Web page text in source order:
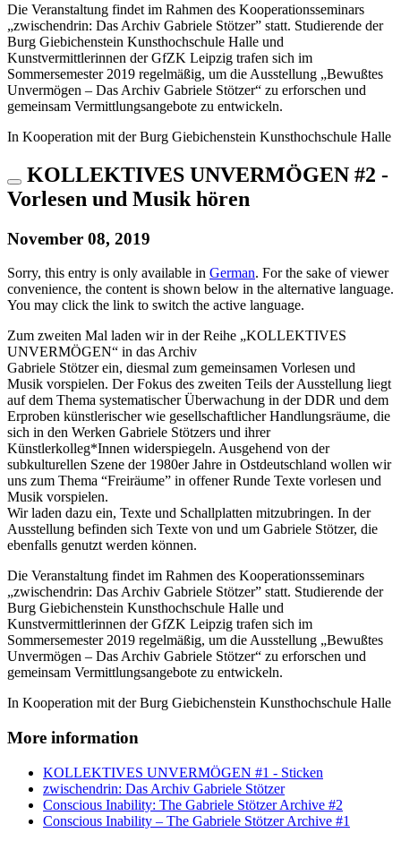
Die Veranstaltung findet im Rahmen des Kooperationsseminars
„zwischendrin: Das Archiv Gabriele Stötzer” statt. Studierende der
Burg Giebichenstein Kunsthochschule Halle und
Kunstvermittlerinnen der GfZK Leipzig trafen sich im
Sommersemester 2019 regelmäßig, um die Ausstellung „Bewußtes
Unvermögen – Das Archiv Gabriele Stötzer“ zu erforschen und
gemeinsam Vermittlungsangebote zu entwickeln.
In Kooperation mit der Burg Giebichenstein Kunsthochschule Halle
KOLLEKTIVES UNVERMÖGEN #2 -
Vorlesen und Musik hören
November 08, 2019
Sorry, this entry is only available in German. For the sake of viewer
convenience, the content is shown below in the alternative language.
You may click the link to switch the active language.
Zum zweiten Mal laden wir in der Reihe „KOLLEKTIVES
UNVERMÖGEN“ in das Archiv
Gabriele Stötzer ein, diesmal zum gemeinsamen Vorlesen und
Musik vorspielen. Der Fokus des zweiten Teils der Ausstellung liegt
auf dem Thema systematischer Überwachung in der DDR und dem
Erproben künstlerischer wie gesellschaftlicher Handlungsräume, die
sich in den Werken Gabriele Stötzers und ihrer
Künstlerkolleg*Innen widerspiegeln. Ausgehend von der
subkulturellen Szene der 1980er Jahre in Ostdeutschland wollen wir
uns zum Thema “Freiräume” in offener Runde Texte vorlesen und
Musik vorspielen.
Wir laden dazu ein, Texte und Schallplatten mitzubringen. In der
Ausstellung befinden sich Texte von und um Gabriele Stötzer, die
ebenfalls genutzt werden können.
Die Veranstaltung findet im Rahmen des Kooperationsseminars
„zwischendrin: Das Archiv Gabriele Stötzer” statt. Studierende der
Burg Giebichenstein Kunsthochschule Halle und
Kunstvermittlerinnen der GfZK Leipzig trafen sich im
Sommersemester 2019 regelmäßig, um die Ausstellung „Bewußtes
Unvermögen – Das Archiv Gabriele Stötzer“ zu erforschen und
gemeinsam Vermittlungsangebote zu entwickeln.
In Kooperation mit der Burg Giebichenstein Kunsthochschule Halle
More information
KOLLEKTIVES UNVERMÖGEN #1 - Sticken
zwischendrin: Das Archiv Gabriele Stötzer
Conscious Inability: The Gabriele Stötzer Archive #2
Conscious Inability – The Gabriele Stötzer Archive #1